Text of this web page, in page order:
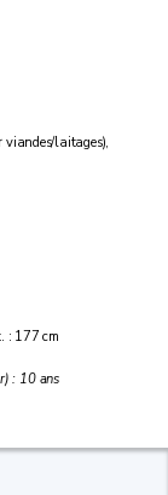
viandes/laitages),
: 177 cm
: 10 ans